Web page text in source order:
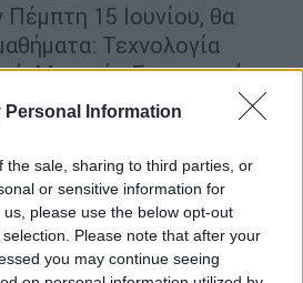
Personal Information
the sale, sharing to third parties, or
or sensitive information for
please use the below opt-out
Please note that after your
you may continue seeing
Πέμπτη 15 Ιουνίου, θα
Τεχνολογία
Μηχανές Εσωτερικής
και Ψηφιακά Συστήματα.
μαθημάτων ειδικότητας με
μαθημάτων: Στοιχεία
Κινητήρες Αεροσκαφών
Κεντρικών